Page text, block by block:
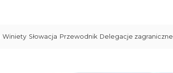
Winiety Słowacja Przewodnik Delegacje zagraniczne